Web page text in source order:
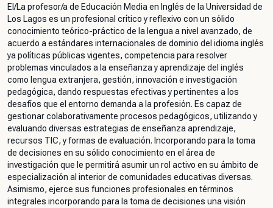
El/La profesor/a de Educación Media en Inglés de la Universidad de
Los Lagos es un profesional crítico y reflexivo con un sólido
conocimiento teórico-práctico de la lengua a nivel avanzado, de
acuerdo a estándares internacionales de dominio del idioma inglés
ya políticas públicas vigentes, competencia para resolver
problemas vinculados a la enseñanza y aprendizaje del inglés
como lengua extranjera, gestión, innovación e investigación
pedagógica, dando respuestas efectivas y pertinentes a los
desafíos que el entorno demanda a la profesión. Es capaz de
gestionar colaborativamente procesos pedagógicos, utilizando y
evaluando diversas estrategias de enseñanza aprendizaje,
recursos TIC, y formas de evaluación. Incorporando para la toma
de decisiones en su sólido conocimiento en el área de
investigación que le permitirá asumir un rol activo en su ámbito de
especialización al interior de comunidades educativas diversas.
Asimismo, ejerce sus funciones profesionales en términos
integrales incorporando para la toma de decisiones una visión